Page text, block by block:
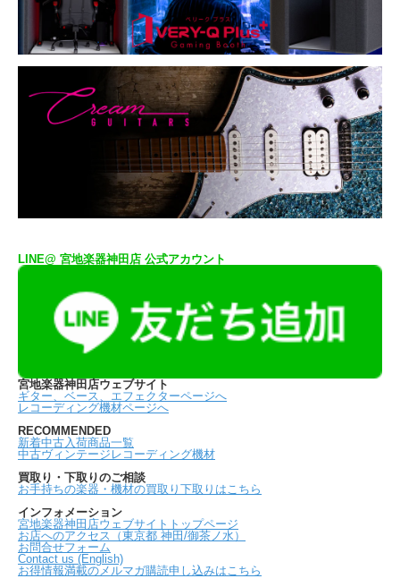
LINE@ 宮地楽器神田店 公式アカウント
宮地楽器神田店ウェブサイト
ギター、ベース、エフェクターページへ
レコーディング機材ページへ
RECOMMENDED
新着中古入荷商品一覧
中古ヴィンテージレコーディング機材
買取り・下取りのご相談
お手持ちの楽器・機材の買取り下取りはこちら
インフォメーション
宮地楽器神田店ウェブサイトトップページ
お店へのアクセス（東京都 神田/御茶ノ水）
お問合せフォーム
Contact us (English)
お得情報満載のメルマガ購読申し込みはこちら